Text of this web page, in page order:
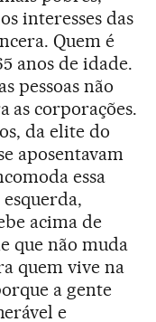
interesses das
Quem é
anos de idade.
pessoas não
as corporações.
da elite do
aposentavam
essa
acima de
que não muda
quem vive na
a gente
e